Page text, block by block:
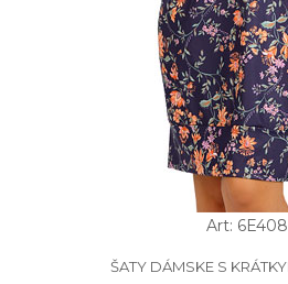
Art: 6E408
ŠATY DÁMSKE S